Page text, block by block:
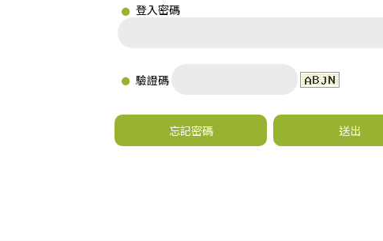
登入密碼
驗證碼
忘記密碼 送出